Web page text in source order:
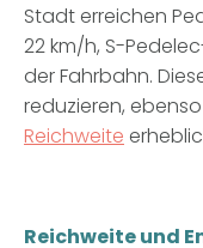
Stadt erreichen
22 km/h, S-
der Fahrbahn.
reduzieren,
Reichweite
Reichweite und